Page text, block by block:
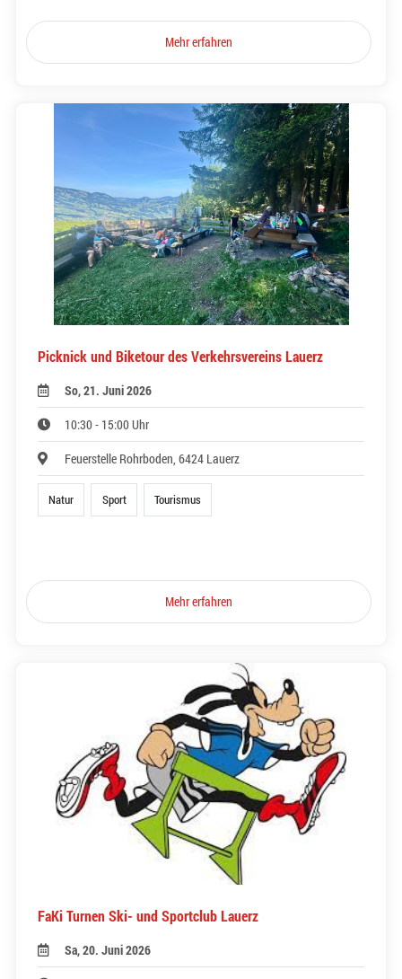
Mehr erfahren
Picknick und Biketour des Verkehrsvereins Lauerz
So, 21. Juni 2026
10:30 - 15:00 Uhr
Feuerstelle Rohrboden, 6424 Lauerz
Natur Sport Tourismus
Mehr erfahren
FaKi Turnen Ski- und Sportclub Lauerz
Sa, 20. Juni 2026